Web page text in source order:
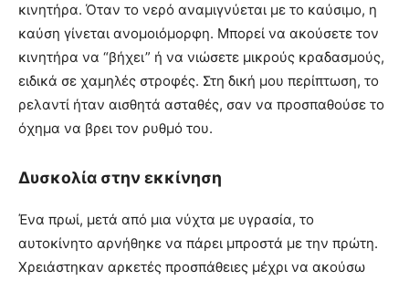
κινητήρα. Όταν το νερό αναμιγνύεται με το καύσιμο, η
καύση γίνεται ανομοιόμορφη. Μπορεί να ακούσετε τον
κινητήρα να “βήχει” ή να νιώσετε μικρούς κραδασμούς,
ειδικά σε χαμηλές στροφές. Στη δική μου περίπτωση, το
ρελαντί ήταν αισθητά ασταθές, σαν να προσπαθούσε το
όχημα να βρει τον ρυθμό του.
Δυσκολία στην εκκίνηση
Ένα πρωί, μετά από μια νύχτα με υγρασία, το
αυτοκίνητο αρνήθηκε να πάρει μπροστά με την πρώτη.
Χρειάστηκαν αρκετές προσπάθειες μέχρι να ακούσω